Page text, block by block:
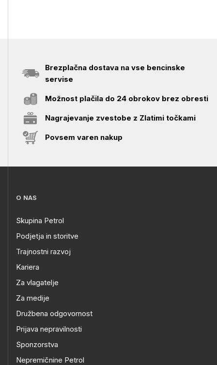
Brezplačna dostava na vse bencinske
servise
Možnost plačila do 24 obrokov brez obresti
Nagrajevanje zvestobe z Zlatimi točkami
Povsem varen nakup
O NAS
Skupina Petrol
Podjetja in storitve
Trajnostni razvoj
Kariera
Za vlagatelje
Za medije
Družbena odgovornost
Prijava nepravilnosti
Sponzorstva
Nepremičnine Petrol